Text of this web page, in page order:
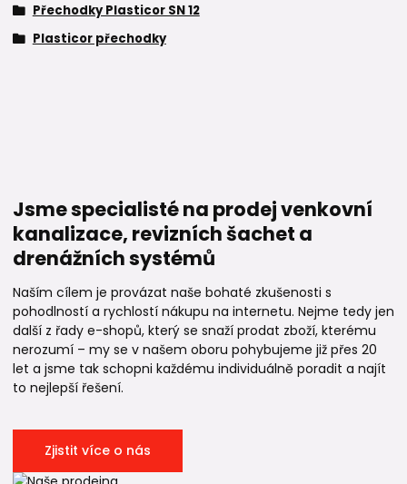
Přechodky Plasticor SN 12
Plasticor přechodky
Jsme specialisté na prodej venkovní
kanalizace, revizních šachet a
drenážních systémů
Naším cílem je provázat naše bohaté zkušenosti s
pohodlností a rychlostí nákupu na internetu. Nejme tedy jen
další z řady e-shopů, který se snaží prodat zboží, kterému
nerozumí – my se v našem oboru pohybujeme již přes 20
let a jsme tak schopni každému individuálně poradit a najít
to nejlepší řešení.
Zjistit více o nás